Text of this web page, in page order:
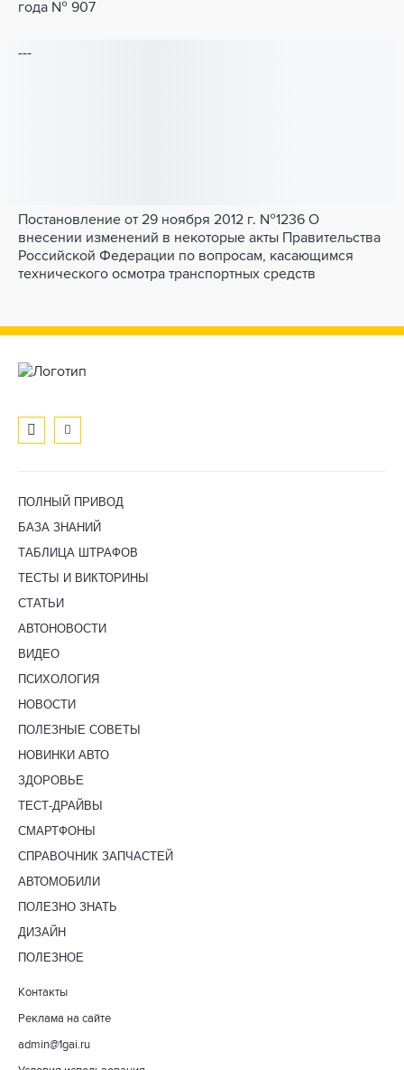
года № 907
---
Постановление от 29 ноября 2012 г. №1236 О
внесении изменений в некоторые акты Правительства
Российской Федерации по вопросам, касающимся
технического осмотра транспортных средств
ПОЛНЫЙ ПРИВОД
БАЗА ЗНАНИЙ
ТАБЛИЦА ШТРАФОВ
ТЕСТЫ И ВИКТОРИНЫ
СТАТЬИ
АВТОНОВОСТИ
ВИДЕО
ПСИХОЛОГИЯ
НОВОСТИ
ПОЛЕЗНЫЕ СОВЕТЫ
НОВИНКИ АВТО
ЗДОРОВЬЕ
ТЕСТ-ДРАЙВЫ
СМАРТФОНЫ
СПРАВОЧНИК ЗАПЧАСТЕЙ
АВТОМОБИЛИ
ПОЛЕЗНО ЗНАТЬ
ДИЗАЙН
ПОЛЕЗНОЕ
Контакты
Реклама на сайте
admin@1gai.ru